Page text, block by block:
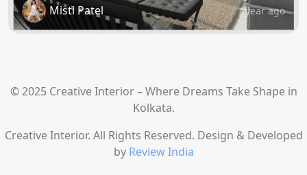
Misti Patel 1 year ago
© 2025 Creative Interior – Where Dreams Take Shape in
Kolkata.
Creative Interior. All Rights Reserved. Design & Developed
by Review India